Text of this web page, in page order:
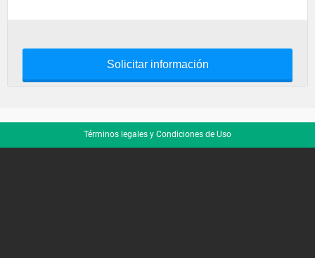
Solicitar información
Términos legales y Condiciones de Uso